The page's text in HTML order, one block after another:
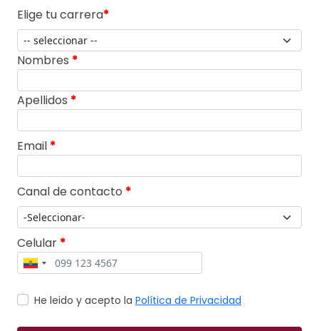
Elige tu carrera*
Nombres *
Apellidos *
Email *
Canal de contacto *
Celular *
He leido y acepto la Política de Privacidad